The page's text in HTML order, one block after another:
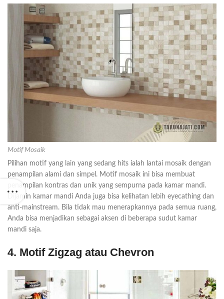
Motif Mosaik
Pilihan motif yang lain yang sedang hits ialah lantai mosaik dengan
penampilan alami dan simpel. Motif mosaik ini bisa membuat
penampilan kontras dan unik yang sempurna pada kamar mandi.
Dijamin kamar mandi Anda juga bisa kelihatan lebih eyecathing dan
anti-mainstream. Bila tidak mau menerapkannya pada semua ruang,
Anda bisa menjadikan sebagai aksen di beberapa sudut kamar
mandi saja.
4. Motif Zigzag atau Chevron